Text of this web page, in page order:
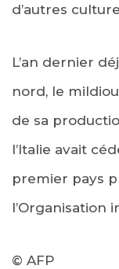
d’autres
L’an dernier
nord, le
de sa
l’Italie avait
premier pays
l’Organisation
© AFP